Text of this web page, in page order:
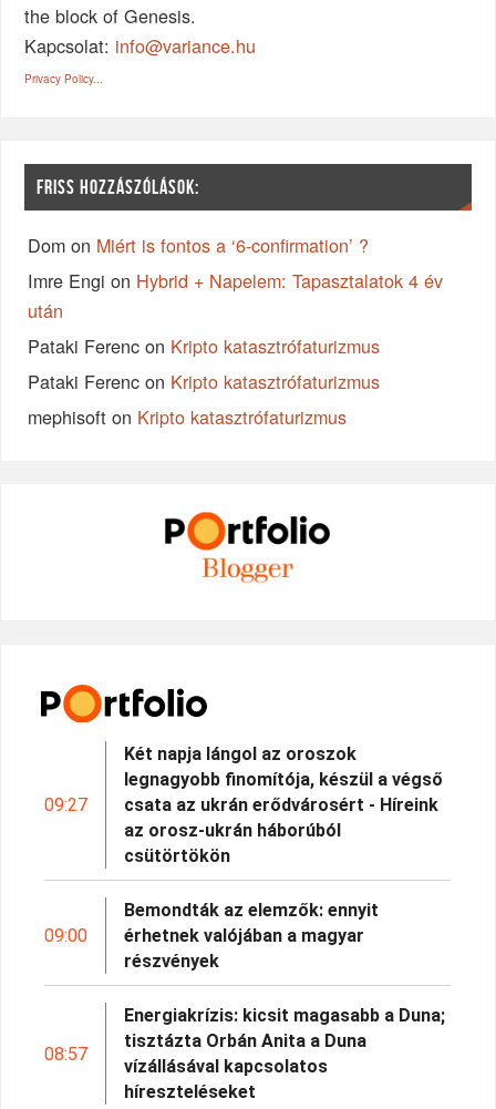
the block of Genesis.
Kapcsolat: info@variance.hu
Privacy Policy...
FRISS HOZZÁSZÓLÁSOK:
Dom on Miért is fontos a ‘6-confirmation’ ?
Imre Engi on Hybrid + Napelem: Tapasztalatok 4 év
után
Pataki Ferenc on Kripto katasztrófaturizmus
Pataki Ferenc on Kripto katasztrófaturizmus
mephisoft on Kripto katasztrófaturizmus
09:27
Két napja lángol az oroszok
legnagyobb finomítója, készül a végső
csata az ukrán erődvárosért - Híreink
az orosz-ukrán háborúból
csütörtökön
09:00
Bemondták az elemzők: ennyit
érhetnek valójában a magyar
részvények
08:57
Energiakrízis: kicsit magasabb a Duna;
tisztázta Orbán Anita a Duna
vízállásával kapcsolatos
híreszteléseket